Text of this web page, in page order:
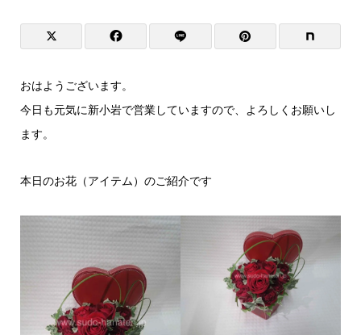
おはようございます。
今日も元気に新小岩で営業していますので、よろしくお願いし
ます。
本日のお花（アイテム）のご紹介です